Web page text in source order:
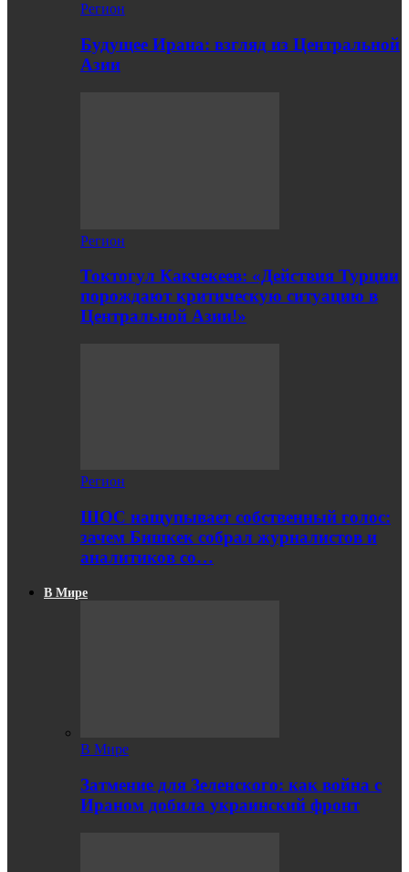
Регион
Будущее Ирана: взгляд из Центральной
Азии
Регион
Токтогул Какчекеев: «Действия Турции
порождают критическую ситуацию в
Центральной Азии!»
Регион
ШОС нащупывает собственный голос:
зачем Бишкек собрал журналистов и
аналитиков со…
В Мире
В Мире
Затмение для Зеленского: как война с
Ираном добила украинский фронт